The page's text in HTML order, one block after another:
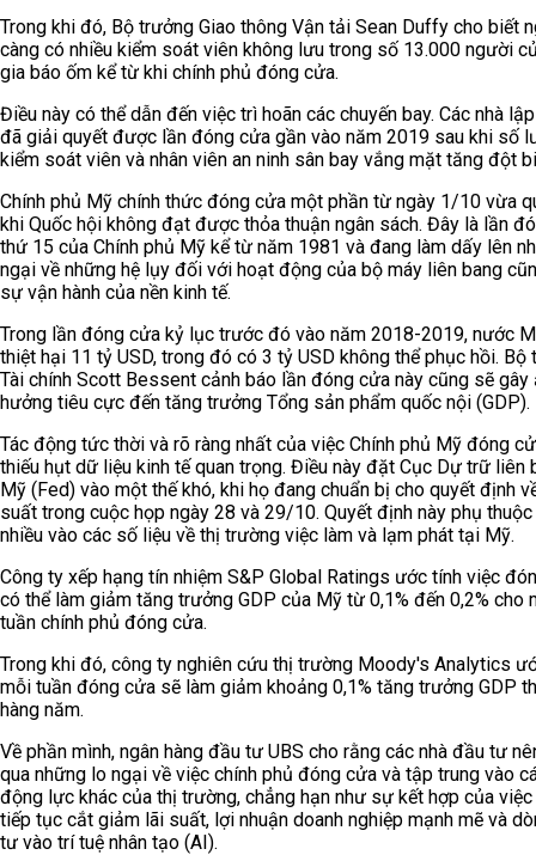
Trong khi đó, Bộ trưởng Giao thông Vận tải Sean Duffy cho biết
càng có nhiều kiểm soát viên không lưu trong số 13.000 người
gia báo ốm kể từ khi chính phủ đóng cửa.
Điều này có thể dẫn đến việc trì hoãn các chuyến bay. Các nhà
đã giải quyết được lần đóng cửa gần vào năm 2019 sau khi số
kiểm soát viên và nhân viên an ninh sân bay vắng mặt tăng đột
Chính phủ Mỹ chính thức đóng cửa một phần từ ngày 1/10 vừa
khi Quốc hội không đạt được thỏa thuận ngân sách. Đây là lần
thứ 15 của Chính phủ Mỹ kể từ năm 1981 và đang làm dấy lên
ngại về những hệ lụy đối với hoạt động của bộ máy liên bang
sự vận hành của nền kinh tế.
Trong lần đóng cửa kỷ lục trước đó vào năm 2018-2019, nước
thiệt hại 11 tỷ USD, trong đó có 3 tỷ USD không thể phục hồi. Bộ
Tài chính Scott Bessent cảnh báo lần đóng cửa này cũng sẽ gây
hưởng tiêu cực đến tăng trưởng Tổng sản phẩm quốc nội (GDP).
Tác động tức thời và rõ ràng nhất của việc Chính phủ Mỹ đóng
thiếu hụt dữ liệu kinh tế quan trọng. Điều này đặt Cục Dự trữ liên
Mỹ (Fed) vào một thế khó, khi họ đang chuẩn bị cho quyết định
suất trong cuộc họp ngày 28 và 29/10. Quyết định này phụ
nhiều vào các số liệu về thị trường việc làm và lạm phát tại Mỹ.
Công ty xếp hạng tín nhiệm S&P Global Ratings ước tính việc
có thể làm giảm tăng trưởng GDP của Mỹ từ 0,1% đến 0,2% cho
tuần chính phủ đóng cửa.
Trong khi đó, công ty nghiên cứu thị trường Moody's Analytics
mỗi tuần đóng cửa sẽ làm giảm khoảng 0,1% tăng trưởng GDP
hàng năm.
Về phần mình, ngân hàng đầu tư UBS cho rằng các nhà đầu tư
qua những lo ngại về việc chính phủ đóng cửa và tập trung vào
động lực khác của thị trường, chẳng hạn như sự kết hợp của
tiếp tục cắt giảm lãi suất, lợi nhuận doanh nghiệp mạnh mẽ và
tư vào trí tuệ nhân tạo (AI).